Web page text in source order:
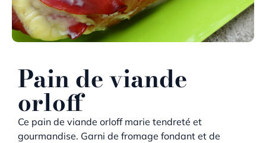
Pain de viande
orloff
Ce pain de viande orloff marie tendreté et
gourmandise. Garni de fromage fondant et de